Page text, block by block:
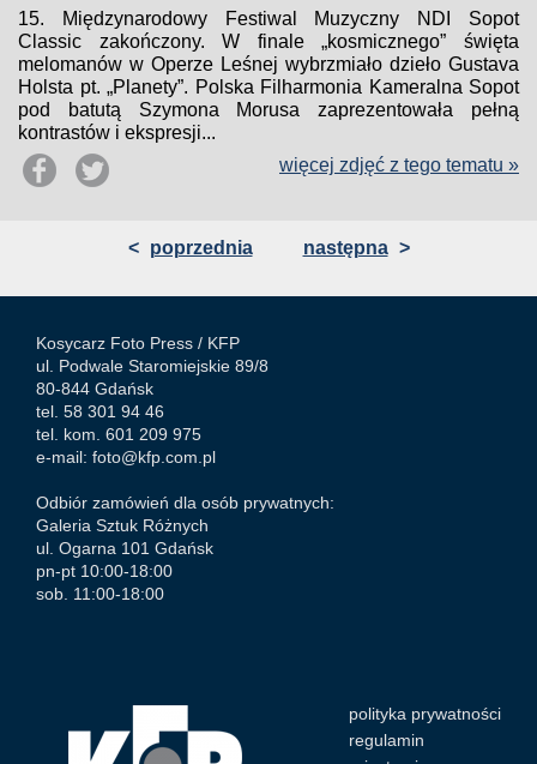
15. Międzynarodowy Festiwal Muzyczny NDI Sopot
Classic zakończony. W finale „kosmicznego” święta
melomanów w Operze Leśnej wybrzmiało dzieło Gustava
Holsta pt. „Planety”. Polska Filharmonia Kameralna Sopot
pod batutą Szymona Morusa zaprezentowała pełną
kontrastów i ekspresji...
więcej zdjęć z tego tematu »
< poprzednia następna >
Kosycarz Foto Press / KFP
ul. Podwale Staromiejskie 89/8
80-844 Gdańsk
tel. 58 301 94 46
tel. kom. 601 209 975
e-mail: foto@kfp.com.pl
Odbiór zamówień dla osób prywatnych:
Galeria Sztuk Różnych
ul. Ogarna 101 Gdańsk
pn-pt 10:00-18:00
sob. 11:00-18:00
polityka prywatności
regulamin